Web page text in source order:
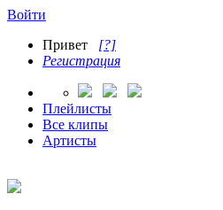
Войти
Привет [?]
Регистрация
Плейлисты
Все клипы
Артисты